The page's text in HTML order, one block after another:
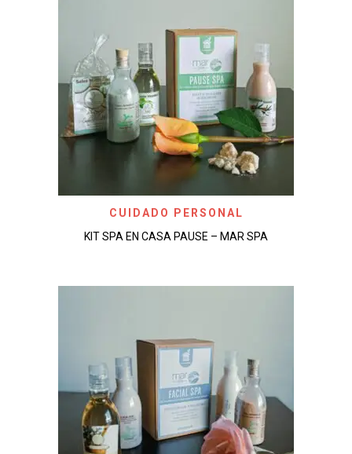
CUIDADO PERSONAL
KIT SPA EN CASA PAUSE – MAR SPA